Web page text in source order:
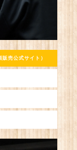
売公式サイト）